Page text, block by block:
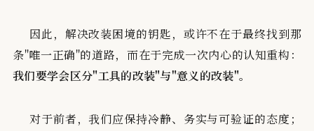
因此，解决改装困境的钥匙，或许不在于最终找到那
条"唯一正确"的道路，而在于完成一次内心的认知重构：
我们要学会区分"工具的改装"与"意义的改装"。
对于前者，我们应保持冷静、务实与可验证的态度；